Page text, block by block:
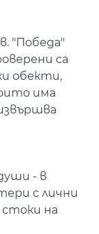
"Победа"
са
обекти,
има
- в
с лични
стоки на